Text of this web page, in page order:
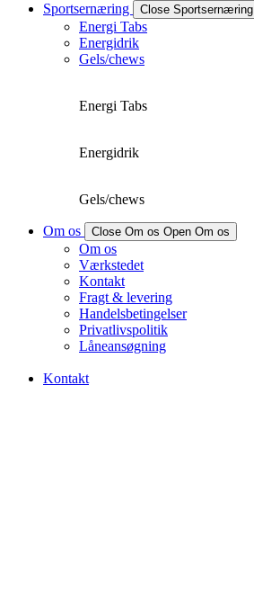
Sportsernæring
Close Sportsernæring
Energi Tabs
Energidrik
Gels/chews
Energi Tabs
Energidrik
Gels/chews
Om os Close Om os Open Om os
Om os
Værkstedet
Kontakt
Fragt & levering
Handelsbetingelser
Privatlivspolitik
Låneansøgning
Kontakt